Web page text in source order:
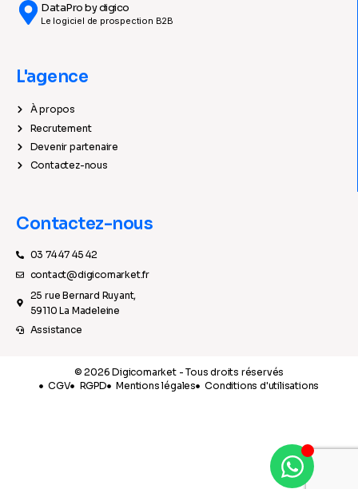
DataPro by digico
Le logiciel de prospection B2B
L'agence
À propos
Recrutement
Devenir partenaire
Contactez-nous
Contactez-nous
03 74 47 45 42
contact@digicomarket.fr
25 rue Bernard Ruyant,
59110 La Madeleine
Assistance
© 2026 Digicomarket - Tous droits réservés
CGV
RGPD Mentions légales Conditions d'utilisations